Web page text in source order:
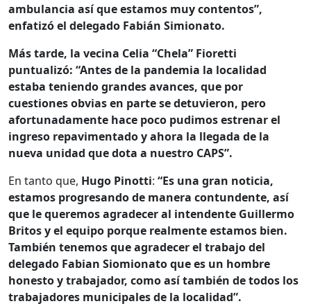
ambulancia así que estamos muy contentos”,
enfatizó el delegado Fabián Simionato.
Más tarde, la vecina Celia “Chela” Fioretti
puntualizó: “Antes de la pandemia la localidad
estaba teniendo grandes avances, que por
cuestiones obvias en parte se detuvieron, pero
afortunadamente hace poco pudimos estrenar el
ingreso repavimentado y ahora la llegada de la
nueva unidad que dota a nuestro CAPS”.
En tanto que, Hugo Pinotti: “Es una gran noticia,
estamos progresando de manera contundente, así
que le queremos agradecer al intendente Guillermo
Britos y el equipo porque realmente estamos bien.
También tenemos que agradecer el trabajo del
delegado Fabian Siomionato que es un hombre
honesto y trabajador, como así también de todos los
trabajadores municipales de la localidad”.